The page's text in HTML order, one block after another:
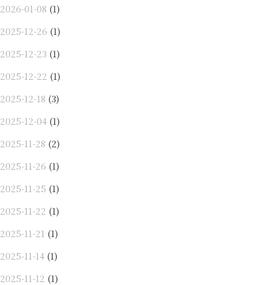
2026-01-08 (1)
2025-12-26 (1)
2025-12-23 (1)
2025-12-22 (1)
2025-12-18 (3)
2025-12-04 (1)
2025-11-28 (2)
2025-11-26 (1)
2025-11-25 (1)
2025-11-22 (1)
2025-11-21 (1)
2025-11-14 (1)
2025-11-12 (1)